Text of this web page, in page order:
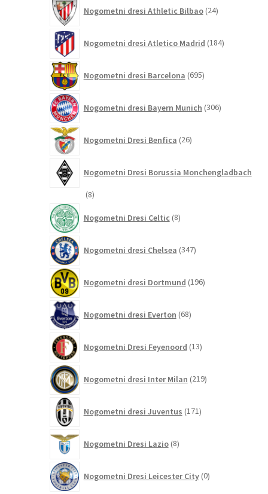
Nogometni dresi Athletic Bilbao 24izdelkov
Nogometni dresi Atletico Madrid 184izdelkov
Nogometni dresi Barcelona 695izdelkov
Nogometni dresi Bayern Munich 306izdelkov
Nogometni Dresi Benfica 26izdelkov
Nogometni Dresi Borussia Monchengladbach
88
Nogometni Dresi Celtic 8izdelkov
Nogometni dresi Chelsea 347izdelkov
Nogometni dresi Dortmund 196izdelkov
Nogometni dresi Everton 68izdelkov
Nogometni Dresi Feyenoord 13izdelkov
Nogometni dresi Inter Milan 219izdelkov
Nogometni dresi Juventus 171izdelkov
Nogometni Dresi Lazio 8izdelkov
Nogometni Dresi Leicester City 0izdelkov